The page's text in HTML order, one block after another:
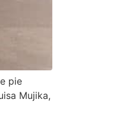
pie
Mujika,